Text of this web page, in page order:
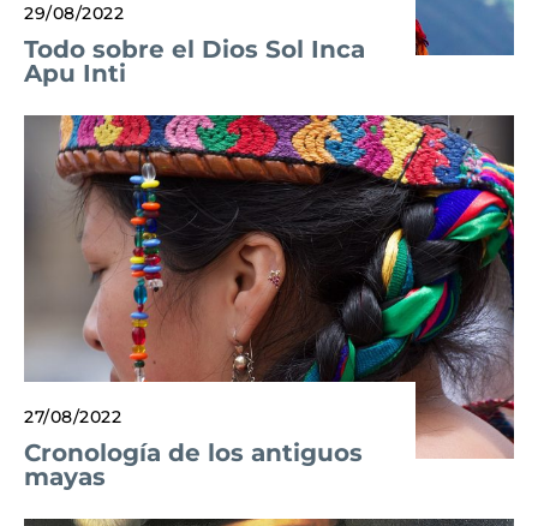
29/08/2022
Todo sobre el Dios Sol Inca
Apu Inti
27/08/2022
Cronología de los antiguos
mayas